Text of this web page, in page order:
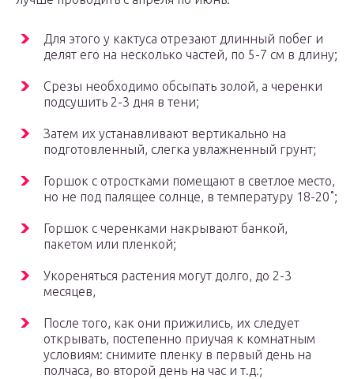
Для этого у кактуса отрезают длинный побег и
делят его на несколько частей, по 5-7 см в длину;
Срезы необходимо обсыпать золой, а черенки
подсушить 2-3 дня в тени;
Затем их устанавливают вертикально на
подготовленный, слегка увлажненный грунт;
Горшок с отростками помещают в светлое место,
но не под палящее солнце, в температуру 18-20˚;
Горшок с черенками накрывают банкой,
пакетом или пленкой;
Укореняться растения могут долго, до 2-3
месяцев,
После того, как они прижились, их следует
открывать, постепенно приучая к комнатным
условиям: снимите пленку в первый день на
полчаса, во второй день на час и т.д.;